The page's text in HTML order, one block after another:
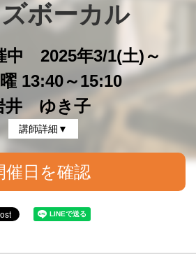
ボーカル
中 2025年3/1(土)～
13:40～15:10
井 ゆき子
講師詳細▼
催日を確認